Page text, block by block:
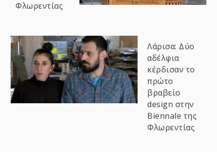
Φλωρεντίας
Λάρισα: Δύο
αδέλφια
κέρδισαν το
πρώτο
βραβείο
design στην
Biennale της
Φλωρεντίας